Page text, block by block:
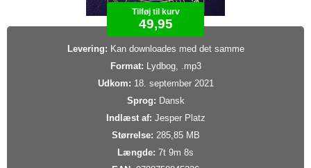
Tilføj til kurv
49,95
Levering: Kan downloades med det samme
Format: Lydbog, .mp3
Udkom: 18. september 2021
Sprog: Dansk
Indlæst af: Jesper Platz
Størrelse: 285,85 MB
Længde: 7t 9m 8s